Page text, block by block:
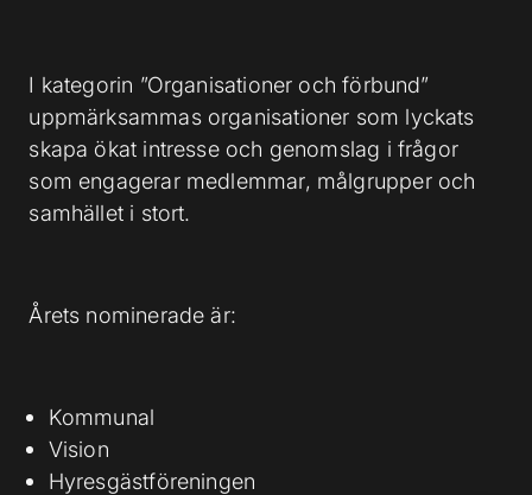
I kategorin ”Organisationer och förbund”
uppmärksammas organisationer som lyckats
skapa ökat intresse och genomslag i frågor
som engagerar medlemmar, målgrupper och
samhället i stort.
Årets nominerade är:
Kommunal
Vision
Hyresgästföreningen